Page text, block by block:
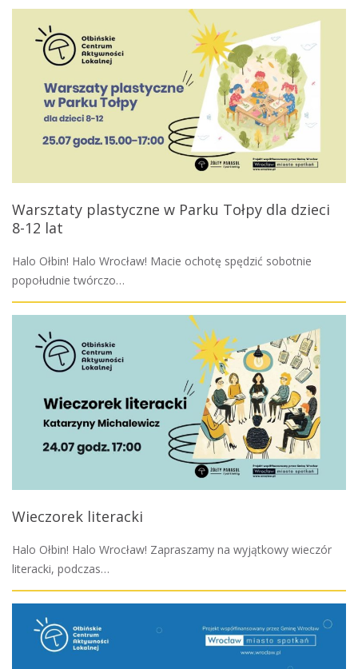
Warsztaty plastyczne w Parku Tołpy dla dzieci
8-12 lat
Halo Ołbin! Halo Wrocław! Macie ochotę spędzić sobotnie
popołudnie twórczo…
Wieczorek literacki
Halo Ołbin! Halo Wrocław! Zapraszamy na wyjątkowy wieczór
literacki, podczas…